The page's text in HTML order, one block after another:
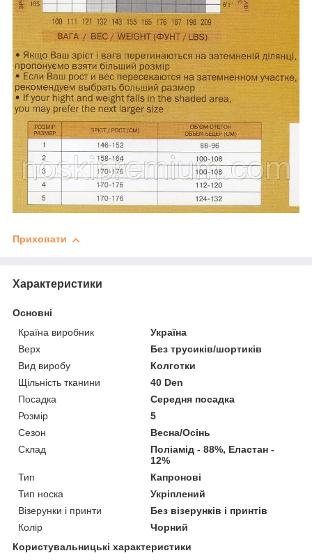
Приховати
Характеристики
Основні
Країна виробник
Україна
Верх
Без трусиків/шортиків
Вид виробу
Колготки
Щільність тканини
40 Den
Посадка
Середня посадка
Розмір
5
Сезон
Весна/Осінь
Склад
Поліамід - 88%, Еластан -
12%
Тип
Капронові
Тип носка
Укріплений
Візерунки і принти
Без візерунків і принтів
Колір
Чорний
Користувальницькі характеристики